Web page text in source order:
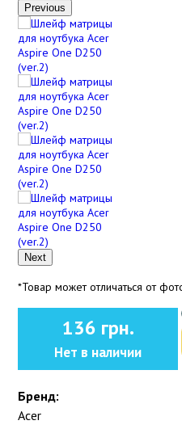
Previous
Next
*Товар может отличаться от
136 грн.
Нет в наличии
Бренд:
Acer